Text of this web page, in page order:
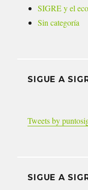
SIGRE y el
Sin categoría
SIGUE A
Tweets by
SIGUE A